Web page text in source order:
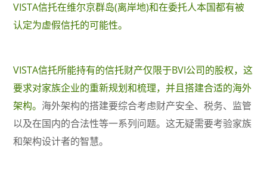
VISTA信托在维尔京群岛(离岸地)和在委托人本国都有被
认定为虚假信托的可能性。
VISTA信托所能持有的信托财产仅限于BVI公司的股权，这
要求对家族企业的重新规划和梳理，并且搭建合适的海外
架构。 海外架构的搭建要综合考虑财产安全、税务、监管
以及在国内的合法性等一系列问题。这无疑需要考验家族
和架构设计者的智慧。